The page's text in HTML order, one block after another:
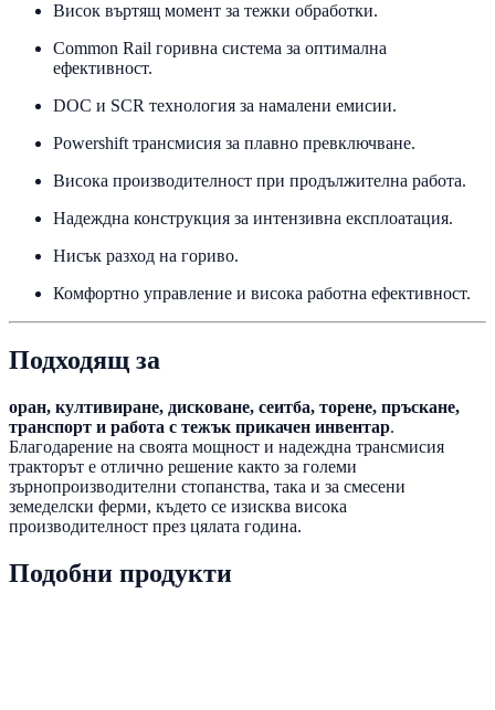
Висок въртящ момент за тежки обработки.
Common Rail горивна система за оптимална
ефективност.
DOC и SCR технология за намалени емисии.
Powershift трансмисия за плавно превключване.
Висока производителност при продължителна работа.
Надеждна конструкция за интензивна експлоатация.
Нисък разход на гориво.
Комфортно управление и висока работна ефективност.
Подходящ за
оран, култивиране, дисковане, сеитба, торене, пръскане,
транспорт и работа с тежък прикачен инвентар.
Благодарение на своята мощност и надеждна трансмисия
тракторът е отлично решение както за големи
зърнопроизводителни стопанства, така и за смесени
земеделски ферми, където се изисква висока
производителност през цялата година.
Подобни продукти